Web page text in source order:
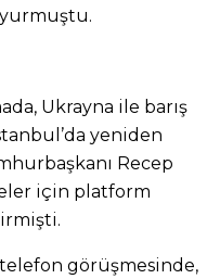
Ukrayna ile barış
yeniden
Recep
için platform
görüşmesinde,